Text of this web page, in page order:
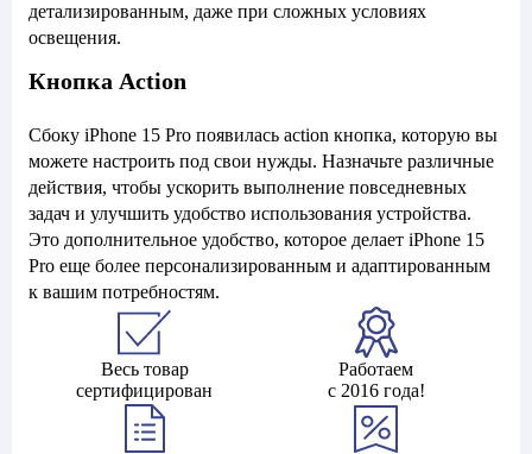
детализированным, даже при сложных условиях
освещения.
Кнопка Action
Сбоку iPhone 15 Pro появилась action кнопка, которую вы
можете настроить под свои нужды. Назначьте различные
действия, чтобы ускорить выполнение повседневных
задач и улучшить удобство использования устройства.
Это дополнительное удобство, которое делает iPhone 15
Pro еще более персонализированным и адаптированным
к вашим потребностям.
Весь товар
сертифицирован
Работаем
с 2016 года!